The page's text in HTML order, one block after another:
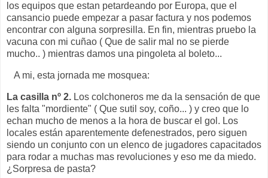
los equipos que estan petardeando por Europa, que el
cansancio puede empezar a pasar factura y nos podemos
encontrar con alguna sorpresilla. En fin, mientras pruebo la
vacuna con mi cuñao ( Que de salir mal no se pierde
mucho.. ) mientras damos una pingoleta al boleto...
A mi, esta jornada me mosquea:
La casilla nº 2. Los colchoneros me da la sensación de que
les falta "mordiente" ( Que sutil soy, coño... ) y creo que lo
echan mucho de menos a la hora de buscar el gol. Los
locales están aparentemente defenestrados, pero siguen
siendo un conjunto con un elenco de jugadores capacitados
para rodar a muchas mas revoluciones y eso me da miedo.
¿Sorpresa de pasta?